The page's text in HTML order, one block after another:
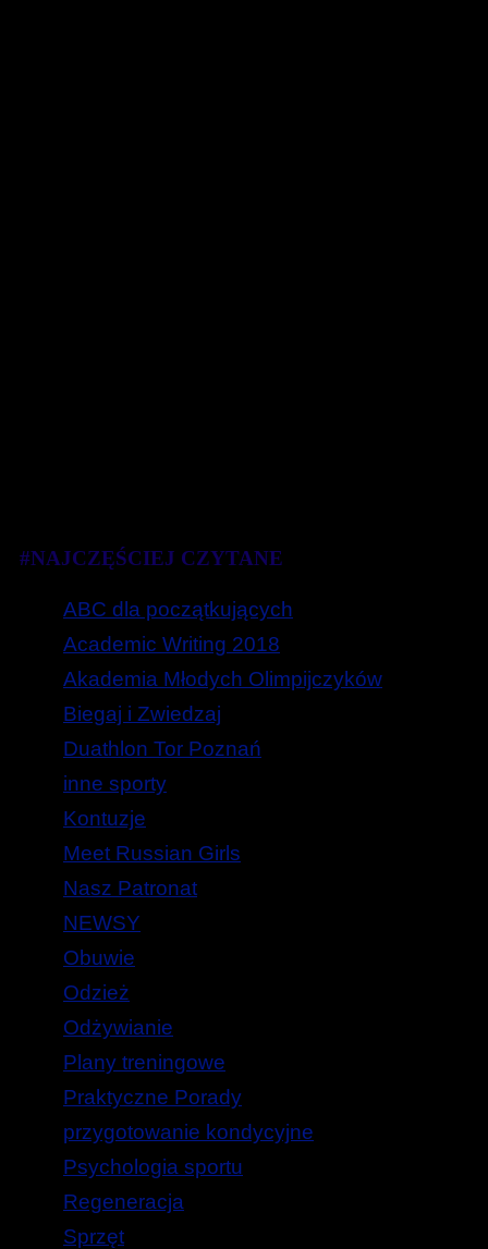
#NAJCZĘŚCIEJ CZYTANE
ABC dla początkujących
Academic Writing 2018
Akademia Młodych Olimpijczyków
Biegaj i Zwiedzaj
Duathlon Tor Poznań
inne sporty
Kontuzje
Meet Russian Girls
Nasz Patronat
NEWSY
Obuwie
Odzież
Odżywianie
Plany treningowe
Praktyczne Porady
przygotowanie kondycyjne
Psychologia sportu
Regeneracja
Sprzęt